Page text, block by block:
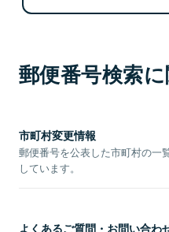
郵便番号検索
市町村変更情報
郵便番号を公表した市町村の一
しています。
よくあるご質問・お問い合わ